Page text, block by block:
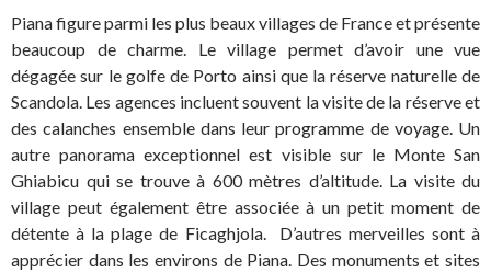
Piana figure parmi les plus beaux villages de France et présente
beaucoup de charme. Le village permet d’avoir une vue
dégagée sur le golfe de Porto ainsi que la réserve naturelle de
Scandola. Les agences incluent souvent la visite de la réserve et
des calanches ensemble dans leur programme de voyage. Un
autre panorama exceptionnel est visible sur le Monte San
Ghiabicu qui se trouve à 600 mètres d’altitude. La visite du
village peut également être associée à un petit moment de
détente à la plage de Ficaghjola. D’autres merveilles sont à
apprécier dans les environs de Piana. Des monuments et sites